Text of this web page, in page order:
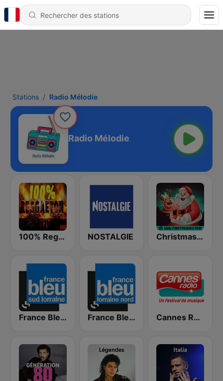
Stations Radio Mélodie
Radio Mélodie
100% Reggaeton Radio NOSTALGIE Christmas Radio
France Bleu Sud Lorraine France Bleu Lorraine Nord Cannes Radio